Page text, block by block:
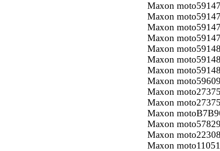
Maxon
Maxon
Maxon
Maxon
Maxon
Maxon
Maxon
Maxon
Maxon
Maxon
Maxon
Maxon
Maxon
Maxon